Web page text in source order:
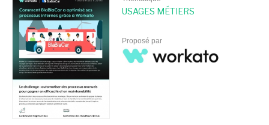
USAGES MÉTIERS
Proposé par